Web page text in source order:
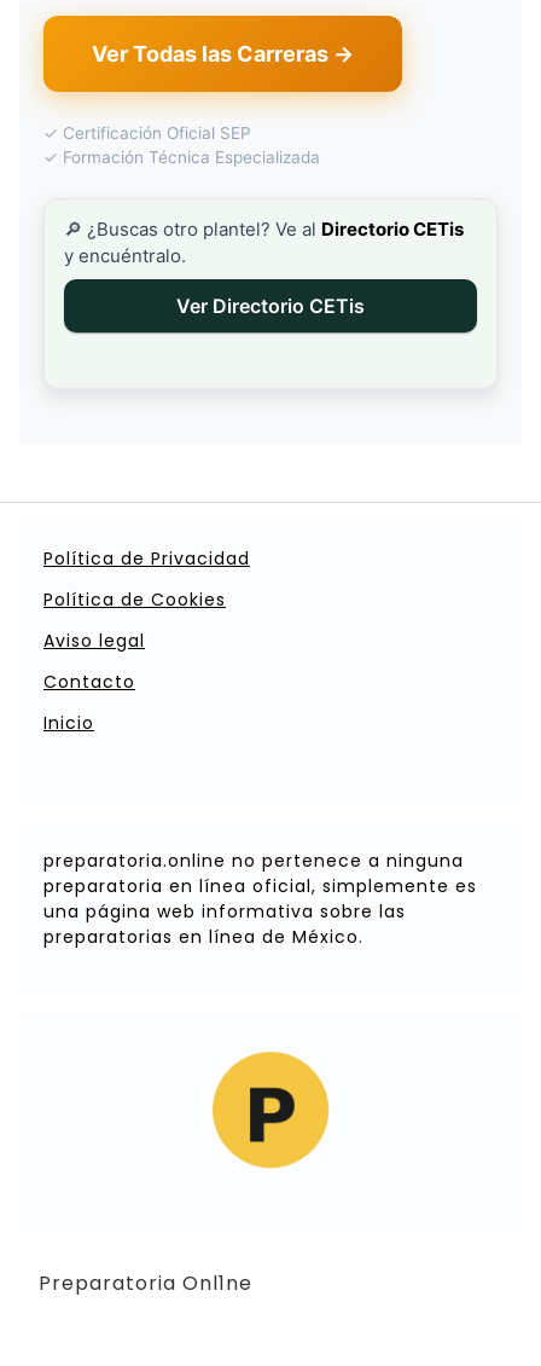
Ver Todas las Carreras →
✓ Certificación Oficial SEP
✓ Formación Técnica Especializada
🔎 ¿Buscas otro plantel? Ve al Directorio CETis
y encuéntralo.
Ver Directorio CETis
Política de Privacidad
Política de Cookies
Aviso legal
Contacto
Inicio
preparatoria.online no pertenece a ninguna
preparatoria en línea oficial, simplemente es
una página web informativa sobre las
preparatorias en línea de México.
Preparatoria Onl1ne